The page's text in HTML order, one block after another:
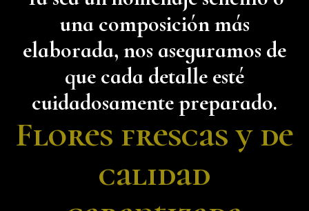
una composición más
elaborada, nos aseguramos de
que cada detalle esté
cuidadosamente preparado.
Flores frescas y de
calidad